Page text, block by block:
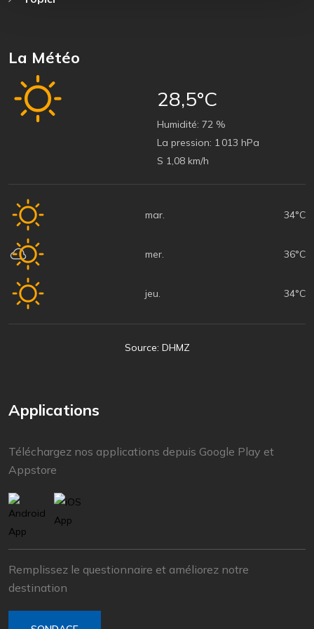
La Météo
28,5°C
Humidité: 72 %
La pression: 1 013 hPa
S 1,08 km/h
mar. 34°C
mer. 36°C
jeu. 34°C
Source: DHMZ
Applications
Téléchargez nos applications depuis Google Play et
Appstore
Remplissez le questionnaire et améliorez notre
destination